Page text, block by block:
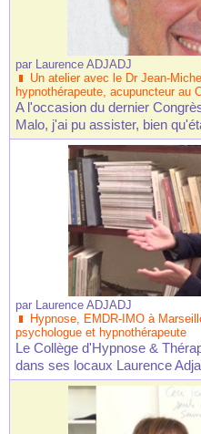
par Laurence ADJADJ
Un atelier avec le Dr Jean-
hypnothérapeute, acupuncteur au
A l'occasion du dernier
Malo, j'ai pu assister, bien
par Laurence ADJADJ
Hypnose, EMDR-IMO à
psychologue et hypnothérapeute
Le Collège d'Hypnose &
dans ses locaux Laurence